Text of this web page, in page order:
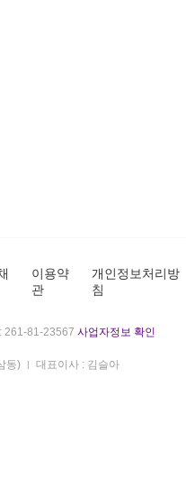
이용약
관
개인정보처리방
침
261-81-23567 사업자정보 확인
동)
대표이사 : 김슬아